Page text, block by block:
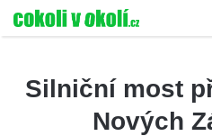
Silniční most
Nových